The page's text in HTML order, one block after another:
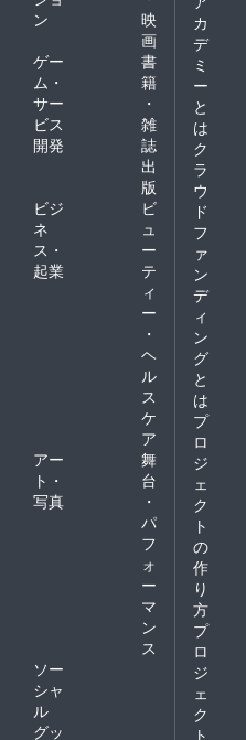
ン
映
画
ゲー
ム・
サー
ビス
開発
書
籍
・
雑
誌
出
版
ビジ
ネ
ス・
起業
ビ
ュ
ー
テ
ィ
ー
・
ヘ
ル
ス
ケ
ア
アー
ト・
写真
舞
台
・
パ
フ
ォ
ー
マ
ン
ス
ソー
シャ
ル
グッ
カ
デ
ミ
ー
と
は
ク
ラ
ウ
ド
フ
ァ
ン
デ
ィ
ン
グ
と
は
プ
ロ
ジ
ェ
ク
ト
の
作
り
方
プ
ロ
ジ
ェ
ク
ト